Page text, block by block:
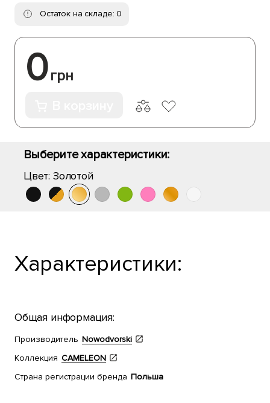
Остаток на складе: 0
0грн
Выберите характеристики:
Цвет: Золотой
Характеристики:
Общая информация:
Производитель Nowodvorski
Коллекция CAMELEON
Страна регистрации бренда Польша